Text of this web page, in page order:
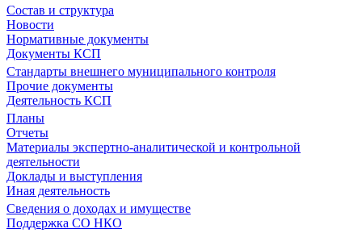
Состав и структура
Новости
Нормативные документы
Документы КСП
Стандарты внешнего муниципального контроля
Прочие документы
Деятельность КСП
Планы
Отчеты
Материалы экспертно-аналитической и контрольной
деятельности
Доклады и выступления
Иная деятельность
Сведения о доходах и имуществе
Поддержка СО НКО